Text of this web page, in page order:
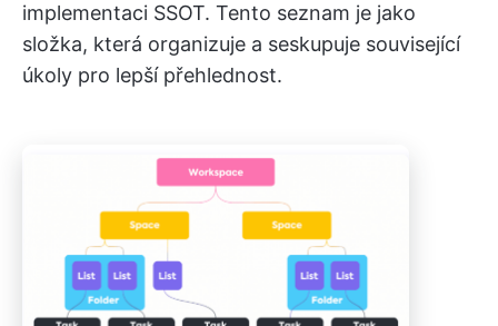
implementaci SSOT. Tento seznam je jako
složka, která organizuje a seskupuje související
úkoly pro lepší přehlednost.